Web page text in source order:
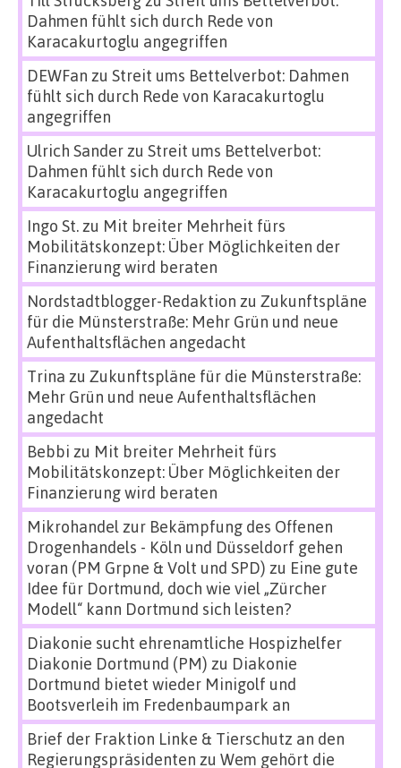
Dahmen fühlt sich durch Rede von
Karacakurtoglu angegriffen
DEWFan zu Streit ums Bettelverbot: Dahmen
fühlt sich durch Rede von Karacakurtoglu
angegriffen
Ulrich Sanderzu Streit ums Bettelverbot:
Dahmen fühlt sich durch Rede von
Karacakurtoglu angegriffen
Ingo St.zu Mit breiter Mehrheit fürs
Mobilitätskonzept: Über Möglichkeiten der
Finanzierung wird beraten
Nordstadtblogger-Redaktion zu Zukunftspläne
für die Münsterstraße: Mehr Grün und neue
Aufenthaltsflächen angedacht
Trina zu Zukunftspläne für die Münsterstraße:
Mehr Grün und neue Aufenthaltsflächen
angedacht
Bebbi zu Mit breiter Mehrheit fürs
Mobilitätskonzept: Über Möglichkeiten der
Finanzierung wird beraten
Mikrohandel zur Bekämpfung des Offenen
Drogenhandels - Köln und Düsseldorf gehen
voran (PM Grpne & Volt und SPD) zu Eine gute
Idee für Dortmund, doch wie viel „Zürcher
Modell“ kann Dortmund sich leisten?
Diakonie sucht ehrenamtliche Hospizhelfer
Diakonie Dortmund (PM) zu Diakonie
Dortmund bietet wieder Minigolf und
Bootsverleih im Fredenbaumpark an
Brief der Fraktion Linke & Tierschutz an den
Regierungspräsidenten zu Wem gehört die